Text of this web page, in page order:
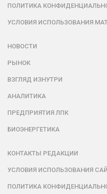
ПОЛИТИКА
УСЛОВИЯ ИСПОЛЬЗОВАНИЯ
НОВОСТИ
РЫНОК
ВЗГЛЯД ИЗНУТРИ
АНАЛИТИКА
ПРЕДПРИЯТИЯ ЛПК
БИОЭНЕРГЕТИКА
КОНТАКТЫ РЕДАКЦИИ
УСЛОВИЯ ИСПОЛЬЗОВАНИЯ
ПОЛИТИКА